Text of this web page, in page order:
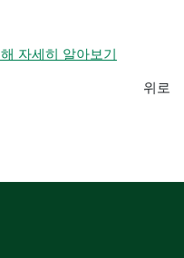
자세히 알아보기
위로